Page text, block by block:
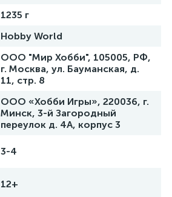
1235 г
Hobby World
ООО "Мир Хобби", 105005, РФ,
г. Москва, ул. Бауманская, д.
11, стр. 8
ООО «Хобби Игры», 220036, г.
Минск, 3-й Загородный
переулок д. 4А, корпус 3
3-4
12+